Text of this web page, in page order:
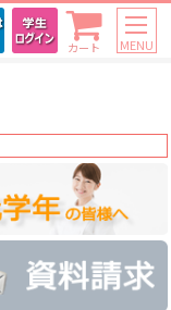
カート MENU